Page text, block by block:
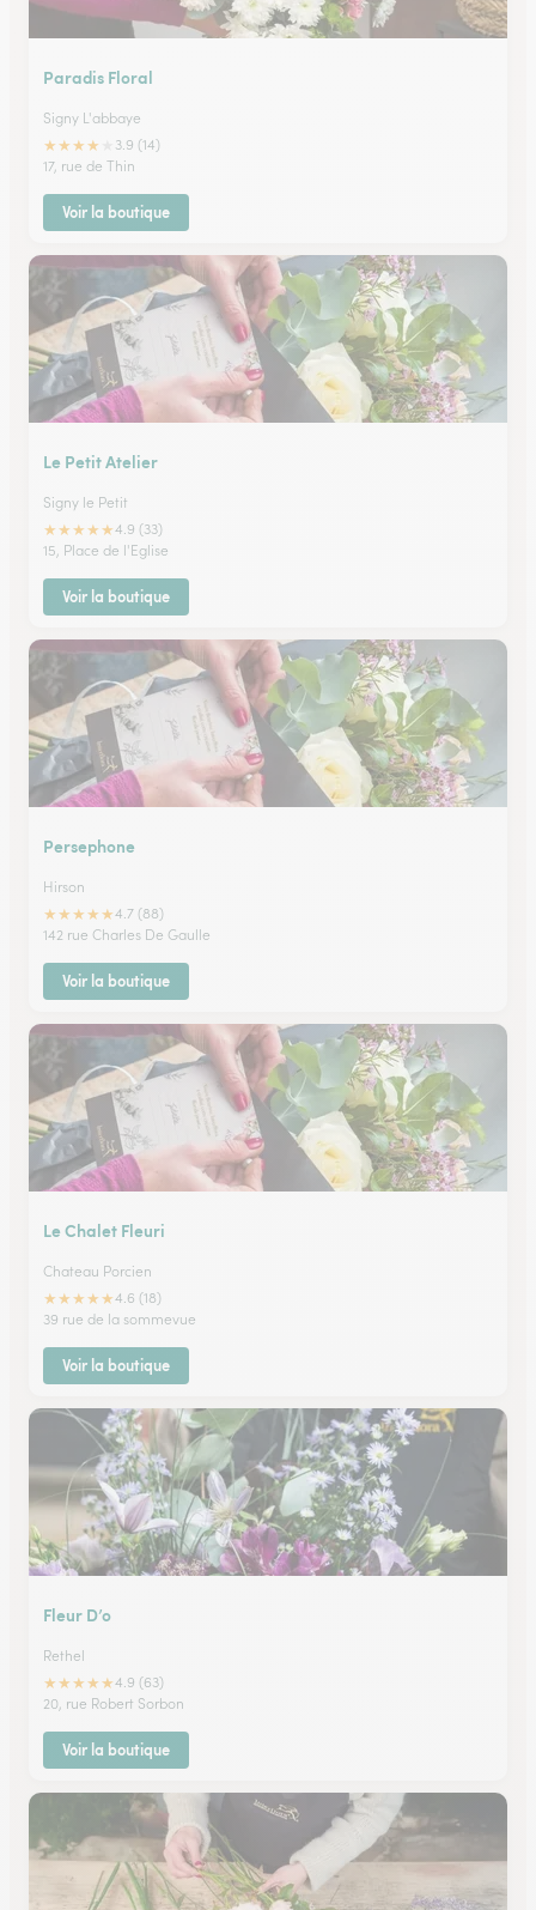
Paradis Floral
Signy L'abbaye
★★★★
3.9 (14)
17, rue de Thin
Voir la boutique
Le Petit Atelier
Signy le Petit
★★★★★4.9 (33)
15, Place de l'Eglise
Voir la boutique
Persephone
Hirson
★★★★★4.7 (88)
142 rue Charles De Gaulle
Voir la boutique
Le Chalet Fleuri
Chateau Porcien
★★★★★4.6 (18)
39 rue de la sommevue
Voir la boutique
Fleur D’o
Rethel
★★★★★4.9 (63)
20, rue Robert Sorbon
Voir la boutique